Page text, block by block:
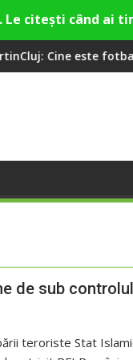
cu două
de sub
teroriste Stat